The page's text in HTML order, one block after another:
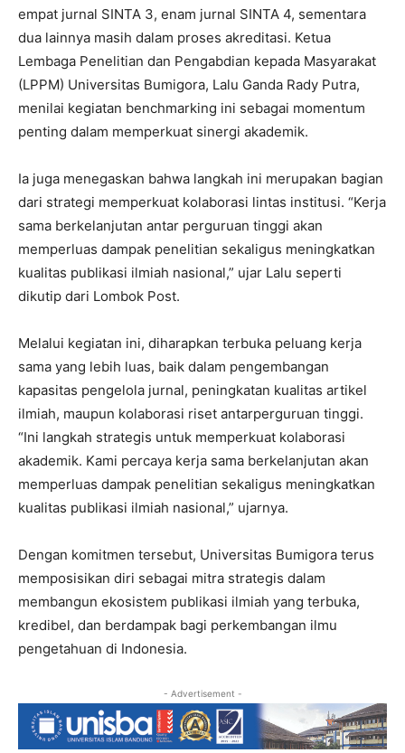
empat jurnal SINTA 3, enam jurnal SINTA 4, sementara
dua lainnya masih dalam proses akreditasi. Ketua
Lembaga Penelitian dan Pengabdian kepada Masyarakat
(LPPM) Universitas Bumigora, Lalu Ganda Rady Putra,
menilai kegiatan benchmarking ini sebagai momentum
penting dalam memperkuat sinergi akademik.
Ia juga menegaskan bahwa langkah ini merupakan bagian
dari strategi memperkuat kolaborasi lintas institusi. “Kerja
sama berkelanjutan antar perguruan tinggi akan
memperluas dampak penelitian sekaligus meningkatkan
kualitas publikasi ilmiah nasional,” ujar Lalu seperti
dikutip dari Lombok Post.
Melalui kegiatan ini, diharapkan terbuka peluang kerja
sama yang lebih luas, baik dalam pengembangan
kapasitas pengelola jurnal, peningkatan kualitas artikel
ilmiah, maupun kolaborasi riset antarperguruan tinggi.
“Ini langkah strategis untuk memperkuat kolaborasi
akademik. Kami percaya kerja sama berkelanjutan akan
memperluas dampak penelitian sekaligus meningkatkan
kualitas publikasi ilmiah nasional,” ujarnya.
Dengan komitmen tersebut, Universitas Bumigora terus
memposisikan diri sebagai mitra strategis dalam
membangun ekosistem publikasi ilmiah yang terbuka,
kredibel, dan berdampak bagi perkembangan ilmu
pengetahuan di Indonesia.
- Advertisement -